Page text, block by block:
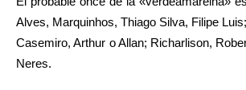
Alves, Marquinhos, Thiago Silva, Filipe
Casemiro, Arthur o Allan; Richarlison,
Neres.